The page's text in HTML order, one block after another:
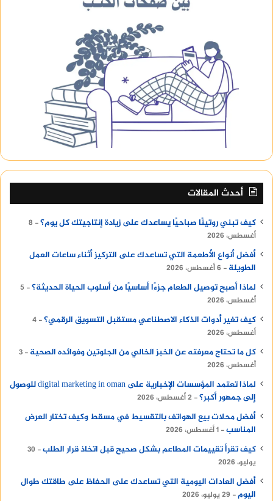
أحدث المقالات
كيف تبني روتينًا صباحيًا يساعدك على زيادة إنتاجيتك كل يوم؟
8
أغسطس، 2026
أفضل أنواع الأطعمة التي تساعدك على التركيز أثناء ساعات العمل
الطويلة
6 أغسطس، 2026
لماذا أصبح توصيل الطعام جزءًا أساسيًا من أسلوب الحياة الحديثة؟
5
أغسطس، 2026
كيف تغير أدوات الذكاء الاصطناعي مستقبل التسويق الرقمي؟ 4
أغسطس، 2026
كل ما تحتاج معرفته عن الخبز الخالي من الجلوتين وفوائده الصحية
3
أغسطس، 2026
لماذا تعتمد المؤسسات الإخبارية على digital marketing in oman للوصول
إلى جمهور أكبر؟ 2 أغسطس، 2026
أفضل محلات بيع الهواتف بالتقسيط في مسقط وكيف تختار العرض
المناسب 1 أغسطس، 2026
كيف تقرأ تقييمات المطاعم بشكل صحيح قبل اتخاذ قرار الطلب
30
يوليو، 2026
أفضل العادات اليومية التي تساعدك على الحفاظ على طاقتك طوال
اليوم
29 يوليو، 2026